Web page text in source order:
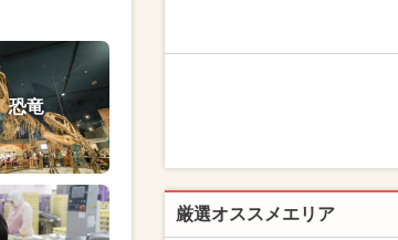
恐竜
厳選オススメエリア